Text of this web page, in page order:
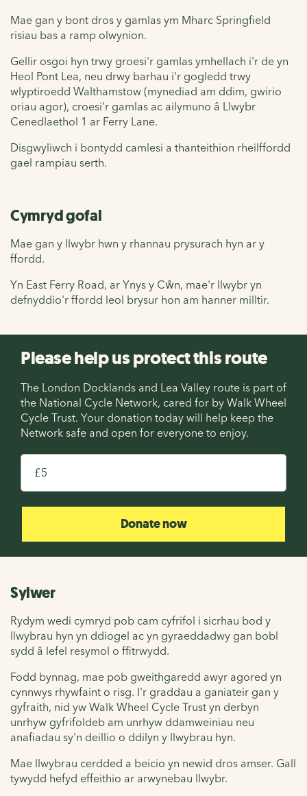
Mae gan y bont dros y gamlas ym Mharc Springfield
risiau bas a ramp olwynion.
Gellir osgoi hyn trwy groesi'r gamlas ymhellach i'r de yn
Heol Pont Lea, neu drwy barhau i'r gogledd trwy
wlyptiroedd Walthamstow (mynediad am ddim, gwirio
oriau agor), croesi'r gamlas ac ailymuno â Llwybr
Cenedlaethol 1 ar Ferry Lane.
Disgwyliwch i bontydd camlesi a thanteithion rheilffordd
gael rampiau serth.
Cymryd gofal
Mae gan y llwybr hwn y rhannau prysurach hyn ar y
ffordd.
Yn East Ferry Road, ar Ynys y Cŵn, mae'r llwybr yn
defnyddio'r ffordd leol brysur hon am hanner milltir.
Please help us protect this route
The London Docklands and Lea Valley route is part of
the National Cycle Network, cared for by Walk Wheel
Cycle Trust. Your donation today will help keep the
Network safe and open for everyone to enjoy.
£
Donate now
Sylwer
Rydym wedi cymryd pob cam cyfrifol i sicrhau bod y
llwybrau hyn yn ddiogel ac yn gyraeddadwy gan bobl
sydd â lefel resymol o ffitrwydd.
Fodd bynnag, mae pob gweithgaredd awyr agored yn
cynnwys rhywfaint o risg. I'r graddau a ganiateir gan y
gyfraith, nid yw Walk Wheel Cycle Trust yn derbyn
unrhyw gyfrifoldeb am unrhyw ddamweiniau neu
anafiadau sy'n deillio o ddilyn y llwybrau hyn.
Mae llwybrau cerdded a beicio yn newid dros amser. Gall
tywydd hefyd effeithio ar arwynebau llwybr.